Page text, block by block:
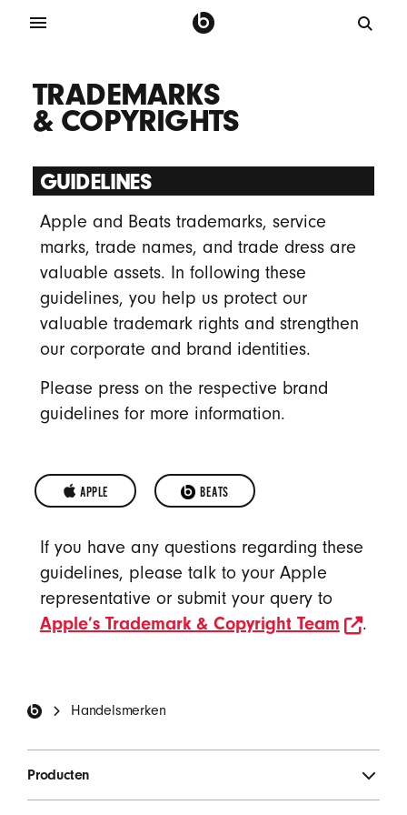
TRADEMARKS
& COPYRIGHTS
GUIDELINES
Apple and Beats trademarks, service
marks, trade names, and trade dress are
valuable assets. In following these
guidelines, you help us protect our
valuable trademark rights and strengthen
our corporate and brand identities.
Please press on the respective brand
guidelines for more information.
APPLE
OPENS IN A NEW WINDOW
TRADEMARKS
BEATS
TRADEMARKS
If you have any questions regarding these
guidelines, please talk to your Apple
representative or submit your query to
Apple’s Trademark & Copyright Team .
Handelsmerken
Producten